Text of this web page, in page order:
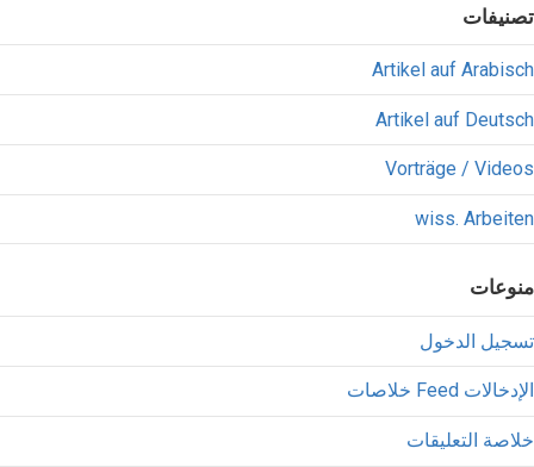
تصنيفات
Artikel auf Arabisch
Artikel auf Deutsch
Vorträge / Videos
wiss. Arbeiten
منوعات
تسجيل الدخول
خلاصات Feed الإدخالات
خلاصة التعليقات